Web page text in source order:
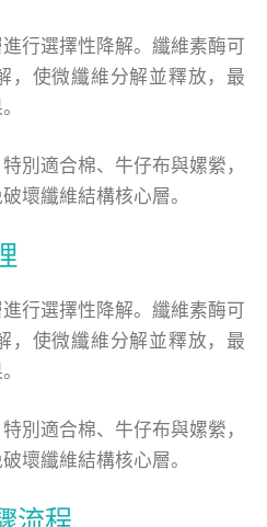
行選擇性降解。纖維素酶可
使微纖維分解並釋放，最
別適合棉、牛仔布與嫘縈，
壞纖維結構核心層。
行選擇性降解。纖維素酶可
使微纖維分解並釋放，最
別適合棉、牛仔布與嫘縈，
壞纖維結構核心層。